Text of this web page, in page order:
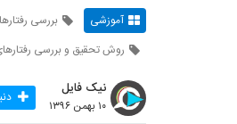
آموزشی
بررسی
روش تحقیق و بررسی رفتارهای
نیک فایل
۱۰ بهمن ۱۳۹۶